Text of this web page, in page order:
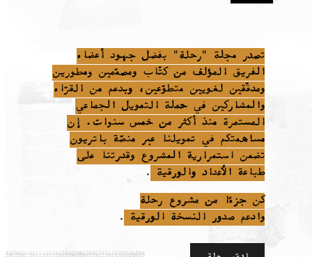
تصدر مجلة "رحلة" بفضل جهود أعضاء
الفريق المؤلف من كتّاب ومصمّمين ومطورين
ومدقّقين لغويين متطوّعين، وبدعم من القرّاء
والمشاركين في حملة التمويل الجماعي
المستمرة منذ أكثر من خمس سنوات. إن
مساهمتكم في تمويلنا عبر منصّة باتريون
تضمن استمرارية المشروع وقدرتنا على
طباعة الأعداد والورقية
.
كن جزءًا من مشروع رحلة
وادعم صدور النسخة الورقية
.